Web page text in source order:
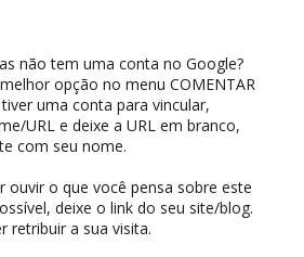
não tem uma conta no Google?
opção no menu COMENTAR
uma conta para vincular,
URL e deixe a URL em branco,
com seu nome.
ouvir o que você pensa sobre este
deixe o link do seu site/blog.
retribuir a sua visita.